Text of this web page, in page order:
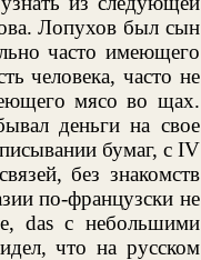
Лопухов был сын
часто имеющего
человека, часто не
мясо во щах.
деньги на свое
бумаг, с IV
без знакомств
по-французски не
das с небольшими
что на русском